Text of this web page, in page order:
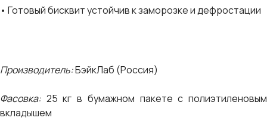
• Готовый бисквит устойчив к заморозке и дефростации
Производитель:БэйкЛаб (Россия)
Фасовка: 25 кг в бумажном пакете с полиэтиленовым
вкладышем